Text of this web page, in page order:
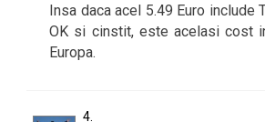
Insa daca acel 5.49 Euro include
OK si cinstit, este acelasi cost
Europa.